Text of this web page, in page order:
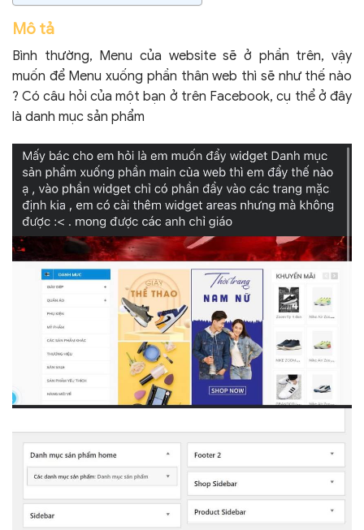
Mô tả
Bình thường, Menu của website sẽ ở phần trên, vậy
muốn để Menu xuống phần thân web thì sẽ như thế nào
? Có câu hỏi của một bạn ở trên Facebook, cụ thể ở đây
là danh mục sản phẩm